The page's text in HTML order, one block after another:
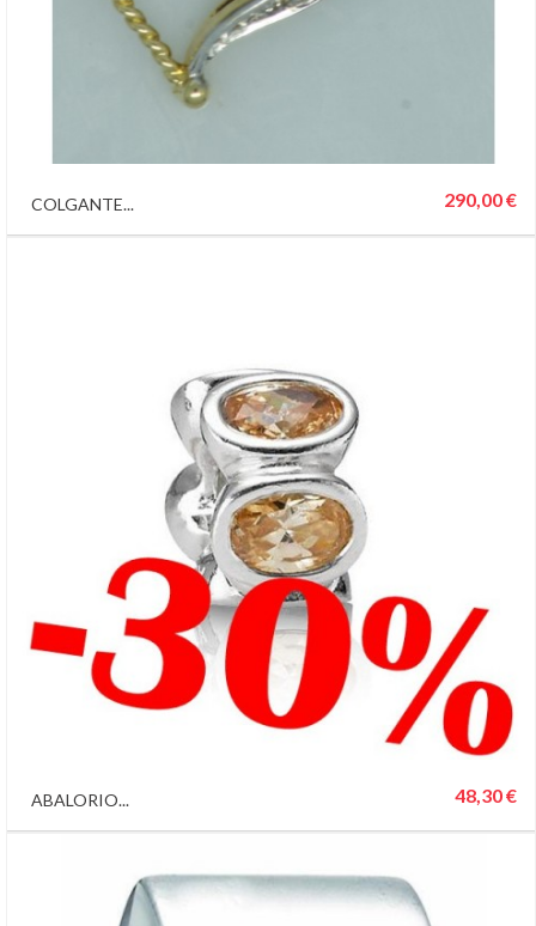
COLGANTE... 290,00 €
ABALORIO... 48,30 €